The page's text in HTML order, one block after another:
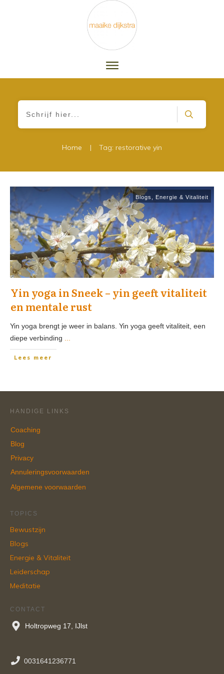
Home | Tag: restorative yin
Blogs Energie & Vitaliteit
Yin yoga in Sneek – yin geeft vitaliteit
en mentale rust
Yin yoga brengt je weer in balans. Yin yoga geeft vitaliteit, een
diepe verbinding
Lees meer
HANDIGE LINKS
Coaching
Blog
Privacy
Annuleringsvoorwaarden
Algemene voorwaarden
TOPICS
Bewustzijn
Blogs
Energie & Vitaliteit
Leiderschap
Meditatie
CONTACT
Holtropweg 17, IJlst
0031641236771